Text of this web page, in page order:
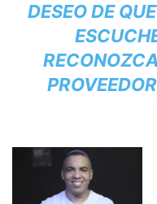
DESEO DE